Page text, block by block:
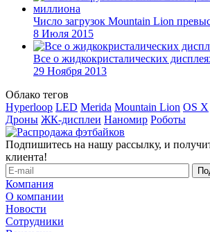
Число загрузок Mountain Lion
8 Июля 2015
Все о жидкокристалических
29 Ноября 2013
Облако тегов
Hyperloop LED Merida Mountain Lion OS X
Дроны ЖК-дисплеи Наномир Роботы
Подпишитесь на нашу рассылку, и
клиента!
Компания
О компании
Новости
Сотрудники